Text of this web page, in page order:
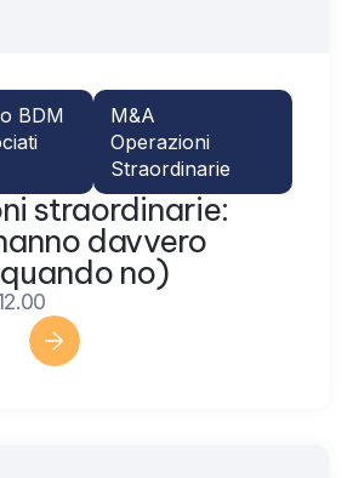
BDM
M&A
Operazioni
Straordinarie
straordinarie:
davvero
no)